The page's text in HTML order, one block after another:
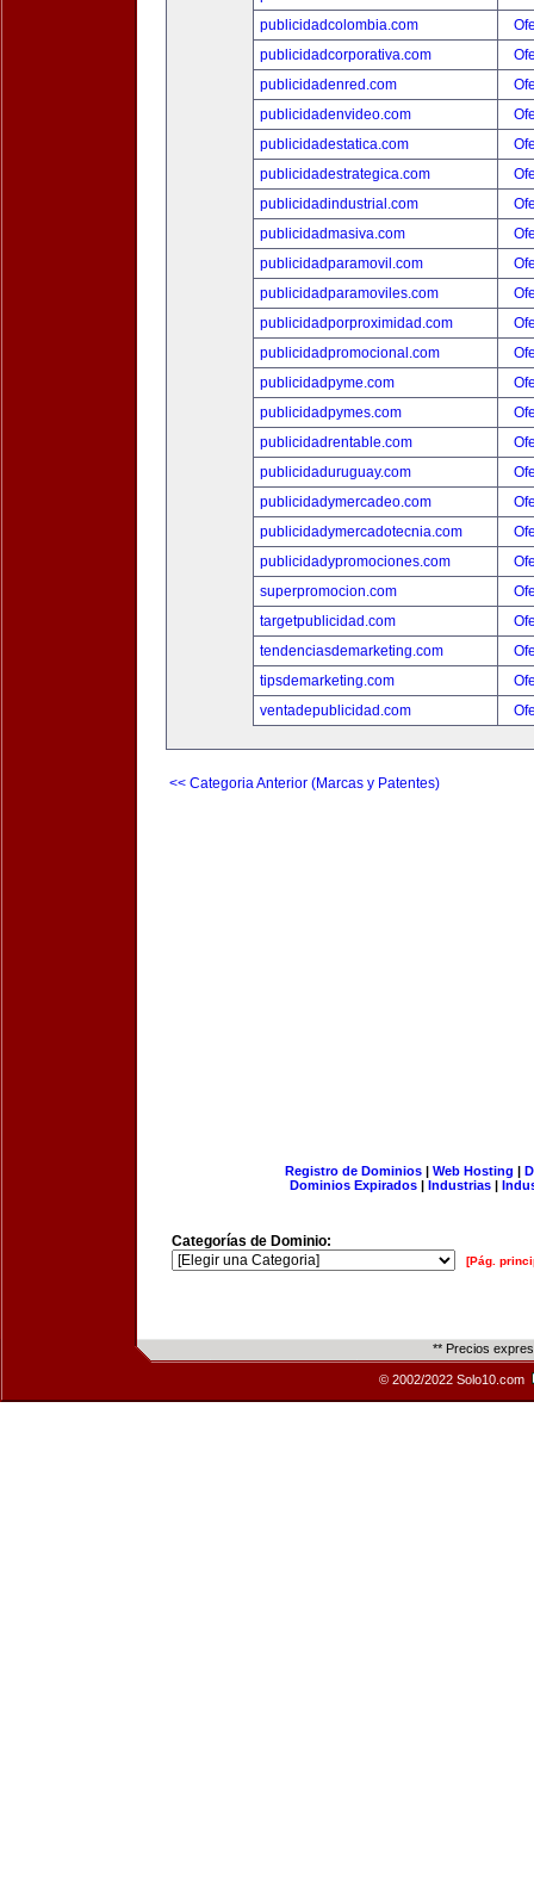
publicidadcolombia.com
publicidadcorporativa.com
publicidadenred.com
publicidadenvideo.com
publicidadestatica.com
publicidadestrategica.com
publicidadindustrial.com
publicidadmasiva.com
publicidadparamovil.com
publicidadparamoviles.com
publicidadporproximidad.com
publicidadpromocional.com
publicidadpyme.com
publicidadpymes.com
publicidadrentable.com
publicidaduruguay.com
publicidadymercadeo.com
publicidadymercadotecnia.com
publicidadypromociones.com
superpromocion.com
targetpublicidad.com
tendenciasdemarketing.com
tipsdemarketing.com
ventadepublicidad.com
<< Categoria Anterior (Marcas y Patentes)
Registro de Dominios| Web Hosting |
Dominios Expirados | Industrias |
Categorías de Dominio:
[Pág.
** Precios
© 2002/2022 Solo10.com